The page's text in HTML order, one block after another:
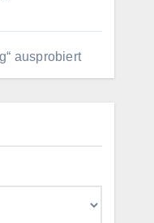
ausprobiert